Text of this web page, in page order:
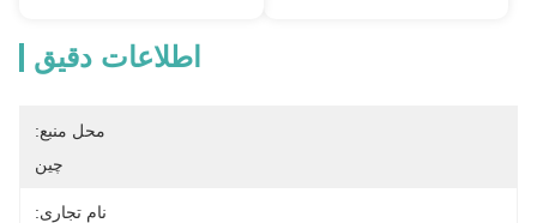
اطلاعات دقیق
محل منبع:
چین
نام تجاری: